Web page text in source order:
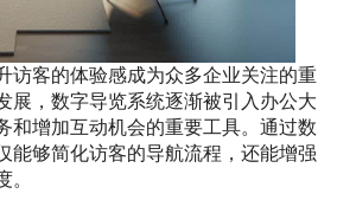
访客的体验感成为众多企业关注的重
展，数字导览系统逐渐被引入办公大
和增加互动机会的重要工具。通过数
能够简化访客的导航流程，还能增强
。